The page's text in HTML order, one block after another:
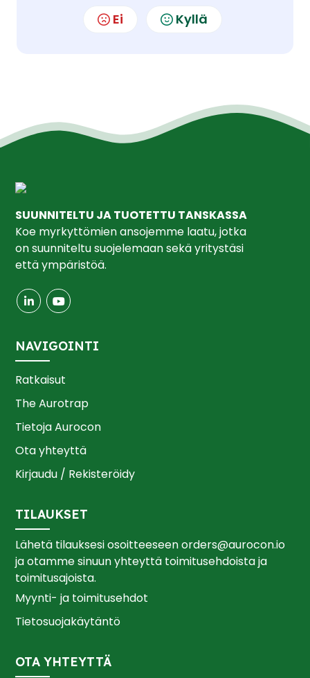
Ei Kyllä
SUUNNITELTU JA TUOTETTU TANSKASSA
Koe myrkyttömien ansojemme laatu, jotka
on suunniteltu suojelemaan sekä yritystäsi
että ympäristöä.
NAVIGOINTI
Ratkaisut
The Aurotrap
Tietoja Aurocon
Ota yhteyttä
Kirjaudu / Rekisteröidy
TILAUKSET
Lähetä tilauksesi osoitteeseenorders@aurocon.io
ja otamme sinuun yhteyttä toimitusehdoista ja
toimitusajoista.
Myynti- ja toimitusehdot
Tietosuojakäytäntö
OTA YHTEYTTÄ